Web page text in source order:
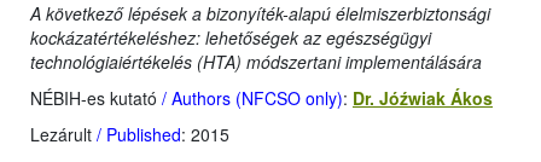
A következő lépések a bizonyíték-alapú élelmiszerbiztonsági
kockázatértékeléshez: lehetőségek az egészségügyi
technológiaiértékelés (HTA) módszertani implementálására
NÉBIH-es kutató / Authors (NFCSO only): Dr. Jóźwiak Ákos
Lezárult / Published: 2015